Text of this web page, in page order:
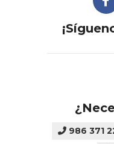
986 371